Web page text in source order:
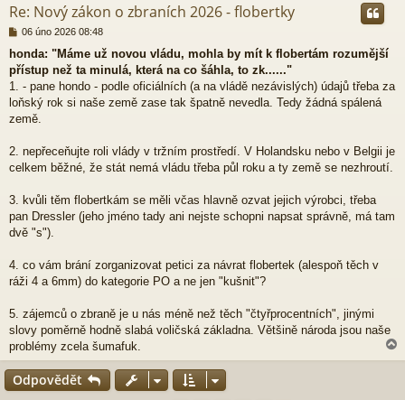
Re: Nový zákon o zbraních 2026 - flobertky
P
í
s
p
ě
e
06 úno 2026 08:48
honda: "Máme už novou vládu, mohla by mít k flobertám rozumější
přístup než ta minulá, která na co šáhla, to zk......"
1. - pane hondo - podle oficiálních (a na vládě nezávislých) údajů třeba za
loňský rok si naše země zase tak špatně nevedla. Tedy žádná spálená
země.
2. nepřeceňujte roli vlády v tržním prostředí. V Holandsku nebo v Belgii je
celkem běžné, že stát nemá vládu třeba půl roku a ty země se nezhroutí.
3. kvůli těm flobertkám se měli včas hlavně ozvat jejich výrobci, třeba
pan Dressler (jeho jméno tady ani nejste schopni napsat správně, má tam
dvě "s").
4. co vám brání zorganizovat petici za návrat flobertek (alespoň těch v
ráži 4 a 6mm) do kategorie PO a ne jen "kušnit"?
5. zájemců o zbraně je u nás méně než těch "čtyřprocentních", jinými
slovy poměrně hodně slabá voličská základna. Většině národa jsou naše
problémy zcela šumafuk.
a
Odpovědět